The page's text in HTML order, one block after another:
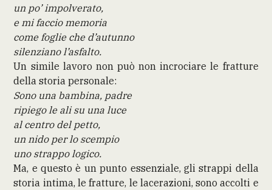
un po’ impolverato,
e mi faccio memoria
come foglie che d’autunno
silenziano l’asfalto.
Un simile lavoro non può non incrociare le fratture
della storia personale:
Sono una bambina, padre
ripiego le ali su una luce
al centro del petto,
un nido per lo scempio
uno strappo logico.
Ma, e questo è un punto essenziale, gli strappi della
storia intima, le fratture, le lacerazioni, sono accolti e